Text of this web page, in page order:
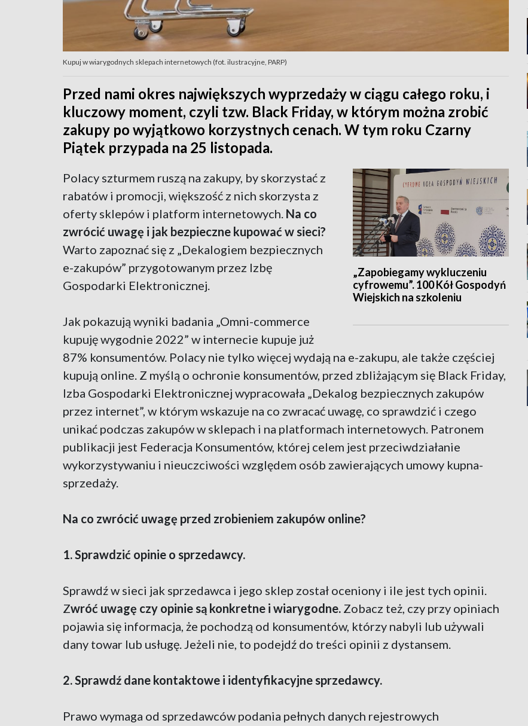
Kupuj w wiarygodnych sklepach internetowych (fot. ilustracyjne, PARP)
Przed nami okres największych wyprzedaży w ciągu całego roku, i
kluczowy moment, czyli tzw. Black Friday, w którym można zrobić
zakupy po wyjątkowo korzystnych cenach. W tym roku Czarny
Piątek przypada na 25 listopada.
„Zapobiegamy wykluczeniu
cyfrowemu”. 100 Kół Gospodyń
Wiejskich na szkoleniu
Polacy szturmem ruszą na zakupy, by skorzystać z
rabatów i promocji, większość z nich skorzysta z
oferty sklepów i platform internetowych. Na co
zwrócić uwagę i jak bezpieczne kupować w sieci?
Warto zapoznać się z „Dekalogiem bezpiecznych
e-zakupów” przygotowanym przez Izbę
Gospodarki Elektronicznej.
Jak pokazują wyniki badania „Omni-commerce
kupuję wygodnie 2022” w internecie kupuje już
87% konsumentów. Polacy nie tylko więcej wydają na e-zakupu, ale także częściej
kupują online. Z myślą o ochronie konsumentów, przed zbliżającym się Black Friday,
Izba Gospodarki Elektronicznej wypracowała „Dekalog bezpiecznych zakupów
przez internet”, w którym wskazuje na co zwracać uwagę, co sprawdzić i czego
unikać podczas zakupów w sklepach i na platformach internetowych. Patronem
publikacji jest Federacja Konsumentów, której celem jest przeciwdziałanie
wykorzystywaniu i nieuczciwości względem osób zawierających umowy kupna-
sprzedaży.
Na co zwrócić uwagę przed zrobieniem zakupów online?
1. Sprawdzić opinie o sprzedawcy.
Sprawdź w sieci jak sprzedawca i jego sklep został oceniony i ile jest tych opinii.
Zwróć uwagę czy opinie są konkretne i wiarygodne. Zobacz też, czy przy opiniach
pojawia się informacja, że pochodzą od konsumentów, którzy nabyli lub używali
dany towar lub usługę. Jeżeli nie, to podejdź do treści opinii z dystansem.
2. Sprawdź dane kontaktowe i identyfikacyjne sprzedawcy.
Prawo wymaga od sprzedawców podania pełnych danych rejestrowych